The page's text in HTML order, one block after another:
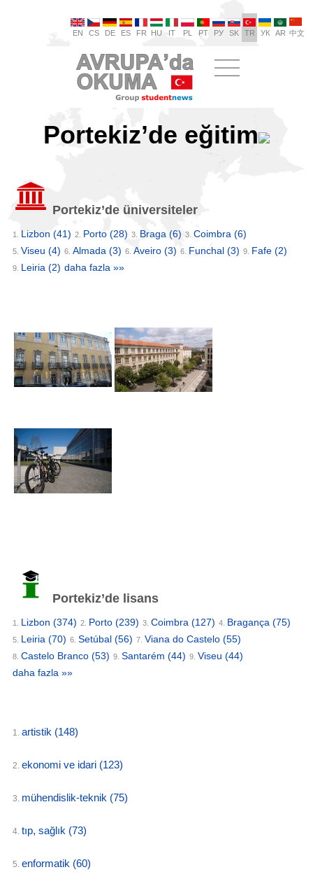
EN CS DE ES FR HU IT PL PT РУ SK TR УК AR 中文
Portekiz’de eğitim
Portekiz’de üniversiteler
1. Lizbon (41) 2. Porto (28) 3. Braga (6) 3. Coimbra (6)
5. Viseu (4) 6. Almada (3) 6. Aveiro (3) 6. Funchal (3) 9. Fafe (2)
9. Leiria (2) daha fazla »»
Portekiz’de lisans
1. Lizbon (374) 2. Porto (239) 3. Coimbra (127) 4. Bragança (75)
5. Leiria (70) 6. Setúbal (56) 7. Viana do Castelo (55)
8. Castelo Branco (53) 9. Santarém (44) 9. Viseu (44)
daha fazla »»
1. artistik (148)
2. ekonomi ve idari (123)
3. mühendislik-teknik (75)
4. tıp, sağlık (73)
5. enformatik (60)